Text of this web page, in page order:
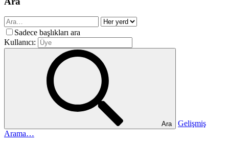
Sadece başlıkları ara
Kullanıcı:
Ara
Gelişmiş
Arama…